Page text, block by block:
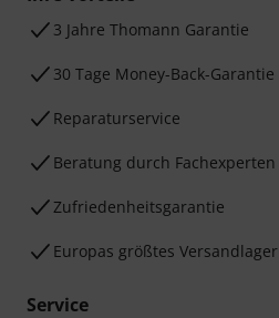
3 Jahre Thomann Garantie
30 Tage Money-Back-Garantie
Reparaturservice
Beratung durch Fachexperten
Zufriedenheitsgarantie
Europas größtes Versandlager
Service